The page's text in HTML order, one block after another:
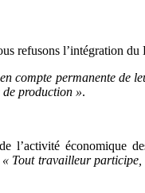
refusons l’intégration
compte permanente de
production ».
l’activité économique
Tout travailleur participe,